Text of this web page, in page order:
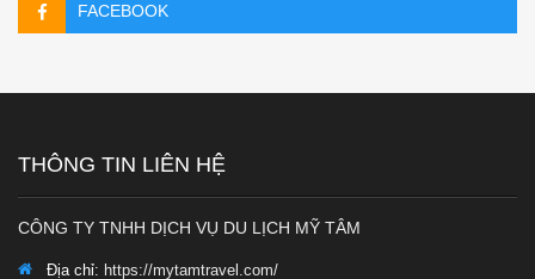
FACEBOOK
THÔNG TIN LIÊN HỆ
CÔNG TY TNHH DỊCH VỤ DU LỊCH MỸ TÂM
Địa chỉ: https://mytamtravel.com/